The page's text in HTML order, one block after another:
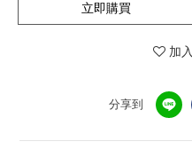
立即購買
加
分享到